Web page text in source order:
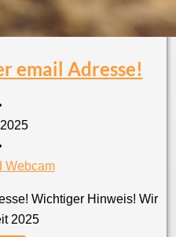
email Adresse!
Webcam
Wichtiger Hinweis! Wir
2025